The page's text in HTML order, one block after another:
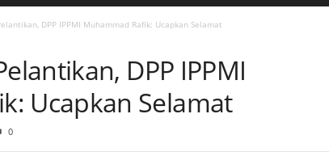
DPP IPPMI Muhammad Rafik: Ucapkan Selamat
DPP IPPMI
Ucapkan Selamat
0